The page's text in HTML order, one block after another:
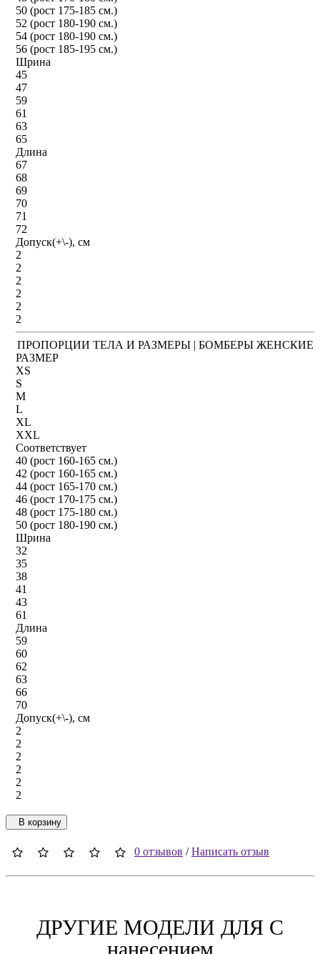
50 (рост 175-185 см.)
52 (рост 180-190 см.)
54 (рост 180-190 см.)
56 (рост 185-195 см.)
Шрина
45
47
59
61
63
65
Длина
67
68
69
70
71
72
Допуск(+\-), см
2
2
2
2
2
2
ПРОПОРЦИИ ТЕЛА И РАЗМЕРЫ | БОМБЕРЫ ЖЕНСКИЕ
РАЗМЕР
XS
S
M
L
XL
XXL
Соответствует
40 (рост 160-165 см.)
42 (рост 160-165 см.)
44 (рост 165-170 см.)
46 (рост 170-175 см.)
48 (рост 175-180 см.)
50 (рост 180-190 см.)
Шрина
32
35
38
41
43
61
Длина
59
60
62
63
66
70
Допуск(+\-), см
2
2
2
2
2
2
В корзину
0 отзывов /Написать отзыв
ДРУГИЕ МОДЕЛИ ДЛЯ C
нанесением